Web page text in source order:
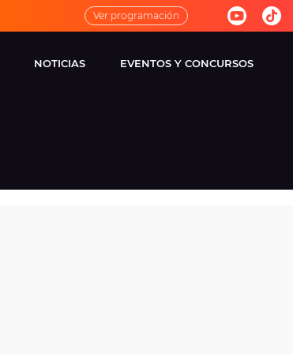
Ver programación
VIRALES
NOTICIAS EVENTOS Y CONCURSOS